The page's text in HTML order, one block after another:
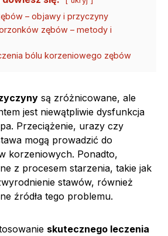
– objawy i przyczyny
zębów – metody i
bólu korzeniowego zębów
są zróżnicowane, ale
jest niewątpliwie dysfunkcja
Przeciążenie, urazy czy
mogą prowadzić do
korzeniowych. Ponadto,
z procesem starzenia, takie jak
stawów, również
źródła tego problemu.
skutecznego leczenia